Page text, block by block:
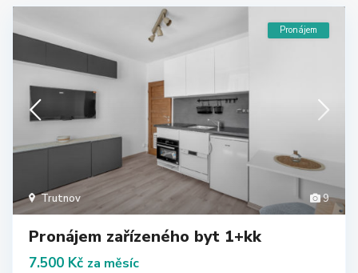
9
Trutnov
Pronájem
Pronájem zařízeného byt 1+kk
7.500 Kč za měsíc